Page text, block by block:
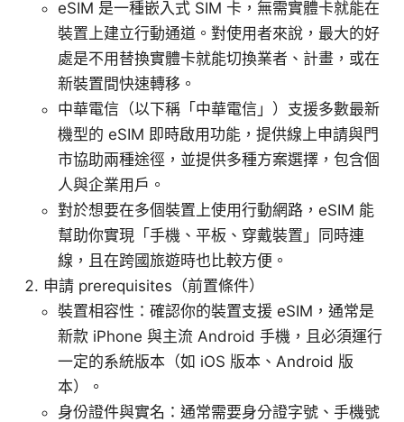
eSIM 是一種嵌入式 SIM 卡，無需實體卡就能在
裝置上建立行動通道。對使用者來說，最大的好
處是不用替換實體卡就能切換業者、計畫，或在
新裝置間快速轉移。
中華電信（以下稱「中華電信」）支援多數最新
機型的 eSIM 即時啟用功能，提供線上申請與門
市協助兩種途徑，並提供多種方案選擇，包含個
人與企業用戶。
對於想要在多個裝置上使用行動網路，eSIM 能
幫助你實現「手機、平板、穿戴裝置」同時連
線，且在跨國旅遊時也比較方便。
申請 prerequisites（前置條件）
裝置相容性：確認你的裝置支援 eSIM，通常是
新款 iPhone 與主流 Android 手機，且必須運行
一定的系統版本（如 iOS 版本、Android 版
本）。
身份證件與實名：通常需要身分證字號、手機號